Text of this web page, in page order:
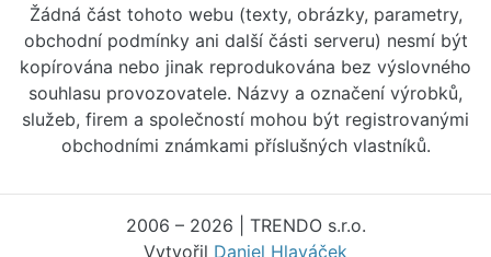
Žádná část tohoto webu (texty, obrázky, parametry,
obchodní podmínky ani další části serveru) nesmí být
kopírována nebo jinak reprodukována bez výslovného
souhlasu provozovatele. Názvy a označení výrobků,
služeb, firem a společností mohou být registrovanými
obchodními známkami příslušných vlastníků.
2006 – 2026 | TRENDO s.r.o.
Vytvořil Daniel Hlaváček